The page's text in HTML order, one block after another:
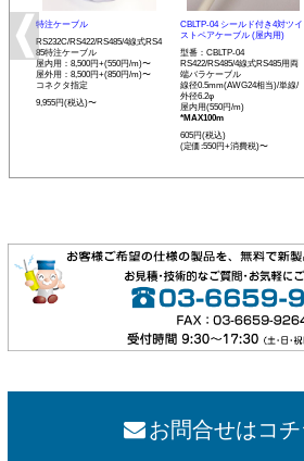
特注ケーブル
RS232C/RS422/RS485/4線式RS4
85特注ケーブル
屋内用：8,500円+(550円/m)〜
屋外用：8,500円+(850円/m)〜
コネクタ指定
9,955円(税込)〜
CBLTP-04 シールド付き4対ツイ
ストペアケーブル (屋内用)
型番：CBLTP-04
RS422/RS485/4線式RS485用両
端バラケーブル
線径0.5mm(AWG24相当)/単線/
外径6.2φ
屋内用(550円/m)
*MAX100m
605円(税込)
(定価:550円+消費税)〜
お問合せはコ